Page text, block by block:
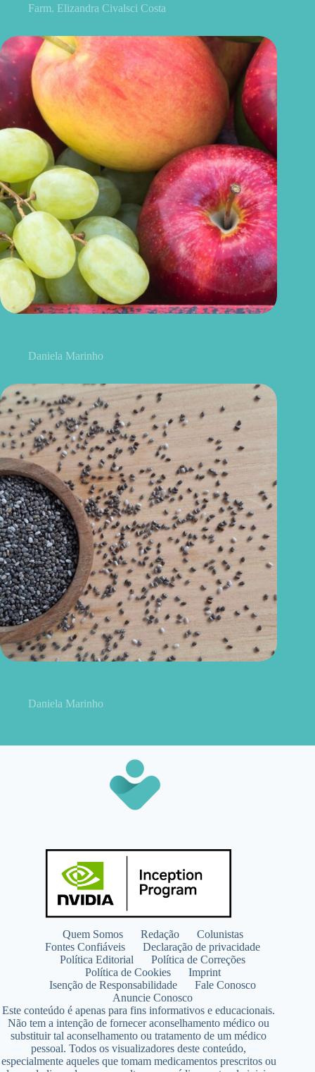
Farm. Elizandra Civalsci Costa
Daniela Marinho
Daniela Marinho
Quem Somos Redação
Colunistas
Fontes Confiáveis
Declaração de privacidade
Política Editorial
Política de Correções
Política de Cookies
Imprint
Isenção de Responsabilidade
Fale Conosco
Anuncie Conosco
Este conteúdo é apenas para fins informativos e educacionais.
Não tem a intenção de fornecer aconselhamento médico ou
substituir tal aconselhamento ou tratamento de um médico
pessoal. Todos os visualizadores deste conteúdo,
especialmente aqueles que tomam medicamentos prescritos ou